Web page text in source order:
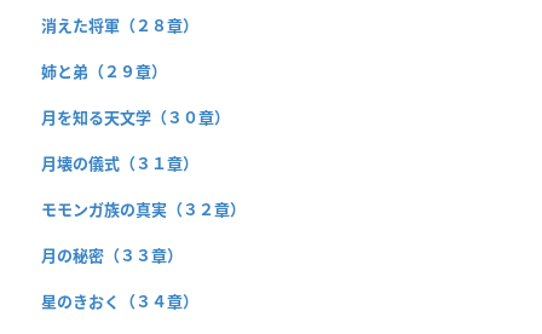
消えた将軍（２８章）
姉と弟（２９章）
月を知る天文学（３０章）
月壊の儀式（３１章）
モモンガ族の真実（３２章）
月の秘密（３３章）
星のきおく（３４章）